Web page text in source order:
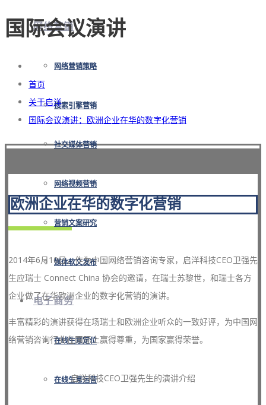
网络营销
网络营销策略
搜索引擎营销
社交媒体营销
网络视频营销
营销文案研究
媒体软文发布
电子商务
在线生意定位
在线生意运营
国际会议演讲
首页
关于启洋
国际会议演讲：欧洲企业在华的数字化营销
欧洲企业在华的数字化营销
2014年6月10日，作为中国网络营销咨询专家，启洋科技CEO卫强先
生应瑞士 Connect China 协会的邀请，在瑞士苏黎世，和瑞士各方
企业做了在华欧洲企业的数字化营销的演讲。
丰富精彩的演讲获得在场瑞士和欧洲企业听众的一致好评，为中国网
络营销咨询行业在国际上赢得尊重，为国家赢得荣誉。
启洋科技CEO卫强先生的演讲介绍